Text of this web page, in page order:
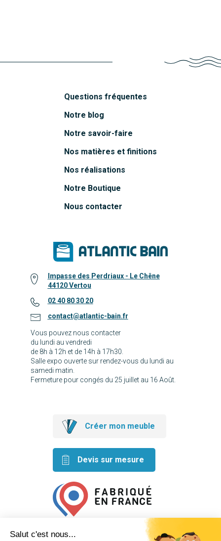
Questions fréquentes
Notre blog
Notre savoir-faire
Nos matières et finitions
Nos réalisations
Notre Boutique
Nous contacter
Impasse des Perdriaux - Le Chêne
44120 Vertou
02 40 80 30 20
contact@atlantic-bain.fr
Vous pouvez nous contacter
du lundi au vendredi
de 8h à 12h et de 14h à 17h30.
Salle expo ouverte sur rendez-vous du lundi au
samedi matin.
Fermeture pour congés du 25 juillet au 16 Août.
Créer mon meuble
Devis sur mesure
Retrouvez nos idées créatives